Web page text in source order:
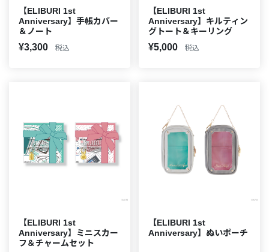
【ELIBURI 1st
Anniversary】手帳カバー
＆ノート
¥3,300 税込
【ELIBURI 1st
Anniversary】キルティン
グトート＆キーリング
¥5,000 税込
【ELIBURI 1st
Anniversary】ミニスカー
フ＆チャームセット
【ELIBURI 1st
Anniversary】ぬいポーチ